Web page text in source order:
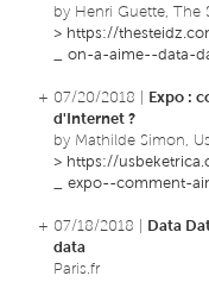
by Henri Guette, The
> https://
on-a-aime--data-
+ 07/20/2018 |
Expo :
d'Internet ?
by Mathilde Simon,
> https://
expo--comment-
+ 07/18/2018 |
Data
data
Paris.fr